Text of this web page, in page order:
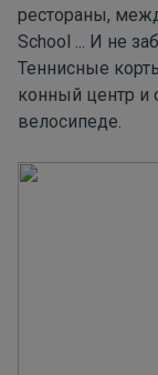
рестораны,
School ... И не
Теннисные
конный центр и
велосипеде.